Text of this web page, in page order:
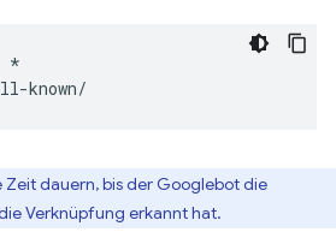
*
Zeit dauern, bis der Googlebot die
Verknüpfung erkannt hat.